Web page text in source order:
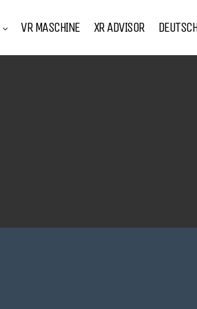
VR MASCHINE XR ADVISOR DEUTSCH